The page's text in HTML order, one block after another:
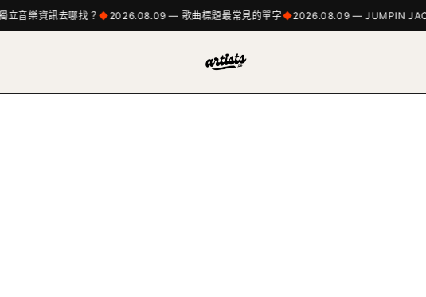
音樂資訊去哪找？ 2026.08.09 — 歌曲標題最常見的單字 2026.08.09 — JUMPIN JAC